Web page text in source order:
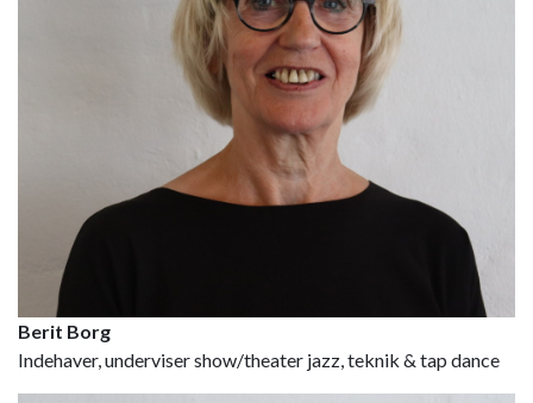
Berit Borg
Indehaver, underviser show/theater jazz, teknik & tap dance